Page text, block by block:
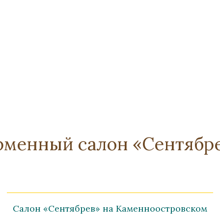
салон
Салон «Сентябрев» на Каменноостровском